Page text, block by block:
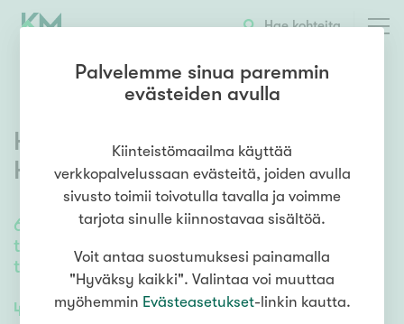
Hae kohteita
67 77m²
tupakeittiö, olohuone, makuunurkkaus,
työhuone, kuisti
Harjulantie 16,Hauho,
Hämeenlinna
42 000,00 € 42 000,00 €
Palvelemme sinua paremmin
evästeiden avulla
Kiinteistömaailma käyttää
verkkopalvelussaan evästeitä, joiden avulla
sivusto toimii toivotulla tavalla ja voimme
tarjota sinulle kiinnostavaa sisältöä.
Voit antaa suostumuksesi painamalla
"Hyväksy kaikki". Valintaa voi muuttaa
myöhemmin Evästeasetukset-linkin kautta.